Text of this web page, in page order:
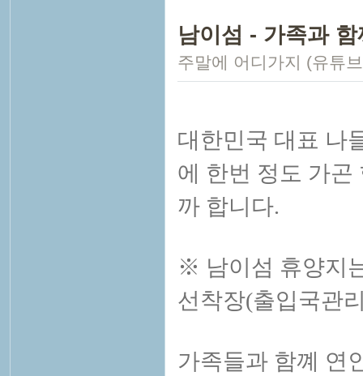
남이섬 - 가족과
주말에 어디가지 (유튜
대한민국 대표 나
에 한번 정도 가곤
까 합니다.
※ 남이섬 휴양지
선착장(출입국관
가족들과 함꼐 연